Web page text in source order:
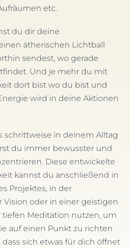
etc.
du dir deine
ätherischen Lichtball
sendest, wo gerade
Und je mehr du mit
dort bist wo du bist und
wird in deine Aktionen
schrittweise in deinem Alltag
du immer bewusster und
Diese entwickelte
kannst du anschließend in
Projektes, in der
Vision oder in einer geistigen
tiefen Meditation nutzen, um
auf einen Punkt zu richten
sich etwas für dich öffnet